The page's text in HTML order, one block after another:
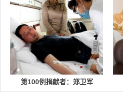
第100例捐献者：郑卫军